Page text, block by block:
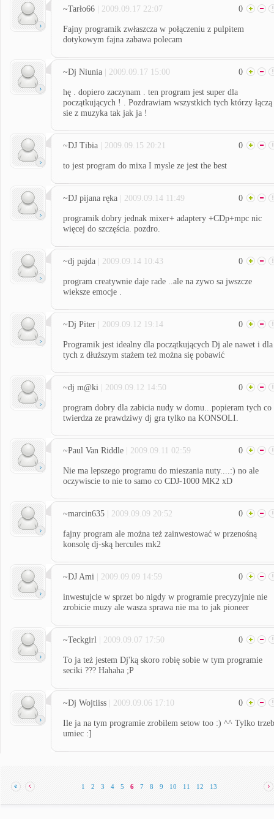
~Tarło66 | 2009.09.17 22:07 0
Fajny programik zwłaszcza w połączeniu z pulpitem
dotykowym fajna zabawa polecam
~Dj Niunia | 2009.09.17 15:00 0
hę . dopiero zaczynam . ten program jest super dla
początkujących ! . Pozdrawiam wszystkich tych którzy łączą
sie z muzyka tak jak ja !
~DJ Tibia | 2009.09.15 20:21 0
to jest program do mixa I mysle ze jest the best
~DJ pijana ręka | 2009.09.14 11:49 0
programik dobry jednak mixer+ adaptery +CDp+mpc nic
więcej do szczęścia. pozdro.
~dj pajda | 2009.09.14 10:43 0
program creatywnie daje rade ..ale na zywo sa jwszcze
wieksze emocje .
~Dj Piter | 2009.09.12 19:14 0
Programik jest idealny dla początkujących Dj ale nawet i dla
tych z dłuższym stażem też można się pobawić
~dj m@ki | 2009.09.12 14:50 0
program dobry dla zabicia nudy w domu...popieram tych co
twierdza ze prawdziwy dj gra tylko na KONSOLI.
~Paul Van Riddle | 2009.09.11 02:59 0
Nie ma lepszego programu do mieszania nuty....:) no ale
oczywiscie to nie to samo co CDJ-1000 MK2 xD
~marcin635 | 2009.09.09 20:52 0
fajny program ale można też zainwestować w przenośną
konsolę dj-ską hercules mk2
~DJ Ami | 2009.09.09 14:59 0
inwestujcie w sprzet bo nigdy w programie precyzyjnie nie
zrobicie muzy ale wasza sprawa nie ma to jak pioneer
~Teckgirl | 2009.09.07 17:50 0
To ja też jestem Dj'ką skoro robię sobie w tym programie
seciki ??? Hahaha ;P
~Dj Wojtiiss | 2009.09.06 17:10 0
Ile ja na tym programie zrobilem setow too :) ^^ Tylko
umiec :]
1 2 3 4 5 6 7 8 9 10 11 12 13